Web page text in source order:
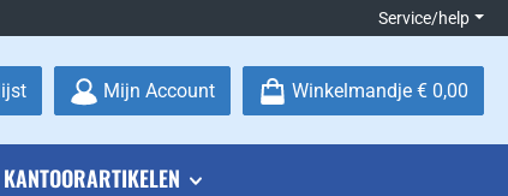
Service/help
Je hebt 0 items op je verlanglijstje
Mijn Account Winkelmandje € 0,00
KANTOORARTIKELEN